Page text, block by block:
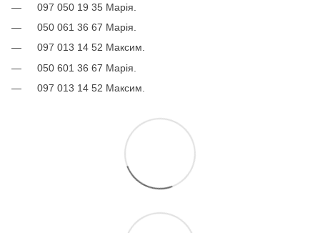
097 050 19 35 Марія.
050 061 36 67 Марія.
097 013 14 52 Максим.
050 601 36 67 Марія.
097 013 14 52 Максим.